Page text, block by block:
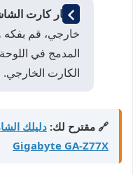
اختبار كارت
المدمج في
الكارت الخارجي.
🔗 مقترح لك: دليلك
Gigabyte GA-Z77X